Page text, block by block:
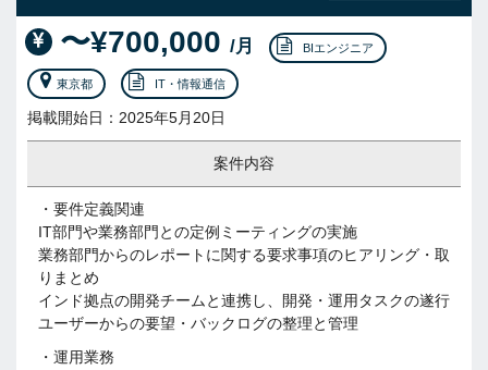
〜¥700,000 /月 BIエンジニア
東京都 IT・情報通信
掲載開始日：2025年5月20日
案件内容
・要件定義関連
IT部門や業務部門との定例ミーティングの実施
業務部門からのレポートに関する要求事項のヒアリング・取
りまとめ
インド拠点の開発チームと連携し、開発・運用タスクの遂行
ユーザーからの要望・バックログの整理と管理
・運用業務